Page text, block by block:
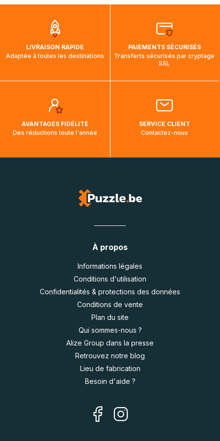
aura touché terre.
LIVRAISON RAPIDE
Adaptée à toutes les destinations
PAIEMENTS SÉCURISÉS
Transferts sécurisés par cryptage
SSL
AVANTAGES FIDÉLITÉ
Des réductions toute l'année
SERVICE CLIENT
Contactez-nous
À propos
Informations légales
Conditions d'utilisation
Confidentialités & protections des données
Conditions de vente
Plan du site
Qui sommes-nous ?
Alize Group dans la presse
Retrouvez notre blog
Lieu de fabrication
Besoin d'aide ?